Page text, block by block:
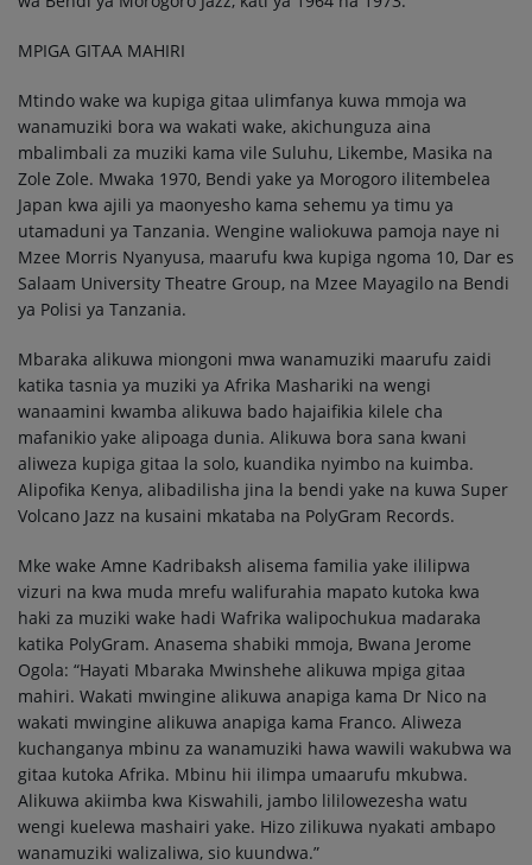
MPIGA GITAA MAHIRI
Mtindo wake wa kupiga gitaa ulimfanya kuwa mmoja wa
wanamuziki bora wa wakati wake, akichunguza aina
mbalimbali za muziki kama vile Suluhu, Likembe, Masika na
Zole Zole. Mwaka 1970, Bendi yake ya Morogoro ilitembelea
Japan kwa ajili ya maonyesho kama sehemu ya timu ya
utamaduni ya Tanzania. Wengine waliokuwa pamoja naye ni
Mzee Morris Nyanyusa, maarufu kwa kupiga ngoma 10, Dar es
Salaam University Theatre Group, na Mzee Mayagilo na Bendi
ya Polisi ya Tanzania.
Mbaraka alikuwa miongoni mwa wanamuziki maarufu zaidi
katika tasnia ya muziki ya Afrika Mashariki na wengi
wanaamini kwamba alikuwa bado hajaifikia kilele cha
mafanikio yake alipoaga dunia. Alikuwa bora sana kwani
aliweza kupiga gitaa la solo, kuandika nyimbo na kuimba.
Alipofika Kenya, alibadilisha jina la bendi yake na kuwa Super
Volcano Jazz na kusaini mkataba na PolyGram Records.
Mke wake Amne Kadribaksh alisema familia yake ililipwa
vizuri na kwa muda mrefu walifurahia mapato kutoka kwa
haki za muziki wake hadi Wafrika walipochukua madaraka
katika PolyGram. Anasema shabiki mmoja, Bwana Jerome
Ogola: “Hayati Mbaraka Mwinshehe alikuwa mpiga gitaa
mahiri. Wakati mwingine alikuwa anapiga kama Dr Nico na
wakati mwingine alikuwa anapiga kama Franco. Aliweza
kuchanganya mbinu za wanamuziki hawa wawili wakubwa wa
gitaa kutoka Afrika. Mbinu hii ilimpa umaarufu mkubwa.
Alikuwa akiimba kwa Kiswahili, jambo lililowezesha watu
wengi kuelewa mashairi yake. Hizo zilikuwa nyakati ambapo
wanamuziki walizaliwa, sio kuundwa.”